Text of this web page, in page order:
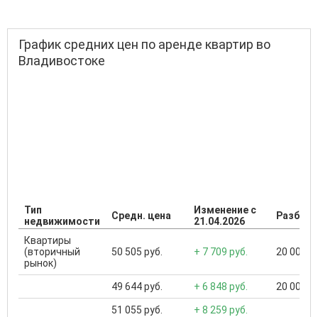
График средних цен по аренде квартир во
Владивостоке
Тип
недвижимости
Средн. цена
Изменение с
21.04.2026
Квартиры
(вторичный
рынок)
50 505 руб. + 7 709 руб. 20 000
49 644 руб. + 6 848 руб. 20 000
51 055 руб. + 8 259 руб.